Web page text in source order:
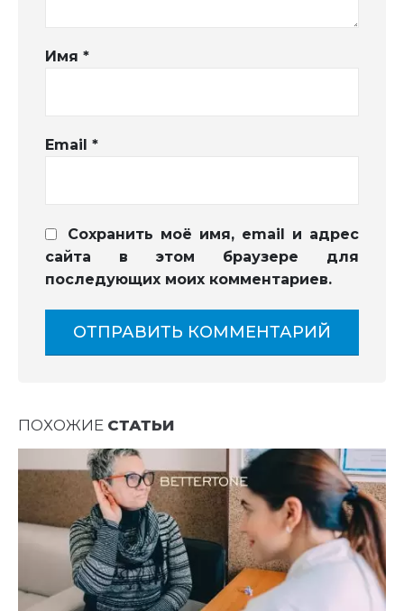
Имя *
Email *
Сохранить моё имя, email и адрес
сайта в этом браузере для
последующих моих комментариев.
ПОХОЖИЕ СТАТЬИ